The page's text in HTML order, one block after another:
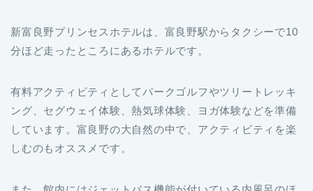
新富良野プリンセスホテルは、富良野駅からタクシーで10
分ほど走ったところにあるホテルです。
有料アクティビティとしてパークゴルフやツリートレッキ
ング、セグウェイ体験、熱気球体験、ヨガ体験などを準備
しています。富良野の大自然の中で、アクティビティを楽
しむのもオススメです。